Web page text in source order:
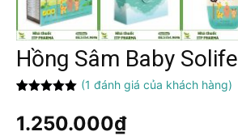
Hồng Sâm Baby Solife
dựa trên
đánh giá
(1 đánh giá của khách hàng)
1.250.000₫